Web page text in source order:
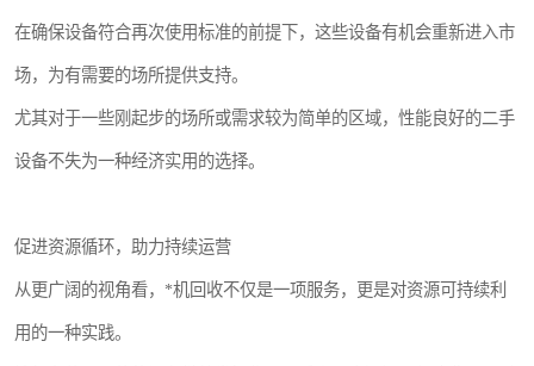
在确保设备符合再次使用标准的前提下，这些设备有机会重新进入市
场，为有需要的场所提供支持。
尤其对于一些刚起步的场所或需求较为简单的区域，性能良好的二手
设备不失为一种经济实用的选择。
促进资源循环，助力持续运营
从更广阔的视角看，*机回收不仅是一项服务，更是对资源可持续利
用的一种实践。